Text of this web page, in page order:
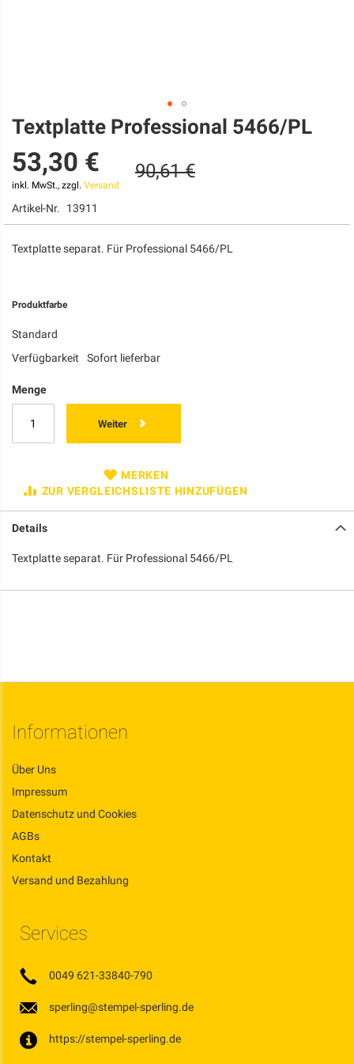
Zum
Anfang
der
Bildgalerie
springen
Textplatte Professional 5466/PL
53,30 €
inkl. MwSt., zzgl. Versand
90,61 €
Artikel-Nr. 13911
Textplatte separat. Für Professional 5466/PL
Produktfarbe
Standard
Verfügbarkeit
Sofort lieferbar
Menge
Weiter
MERKEN
ZUR VERGLEICHSLISTE HINZUFÜGEN
Details
Textplatte separat. Für Professional 5466/PL
Informationen
Über Uns
Impressum
Datenschutz und Cookies
AGBs
Kontakt
Versand und Bezahlung
Services
0049 621-33840-790
sperling@stempel-sperling.de
https://stempel-sperling.de